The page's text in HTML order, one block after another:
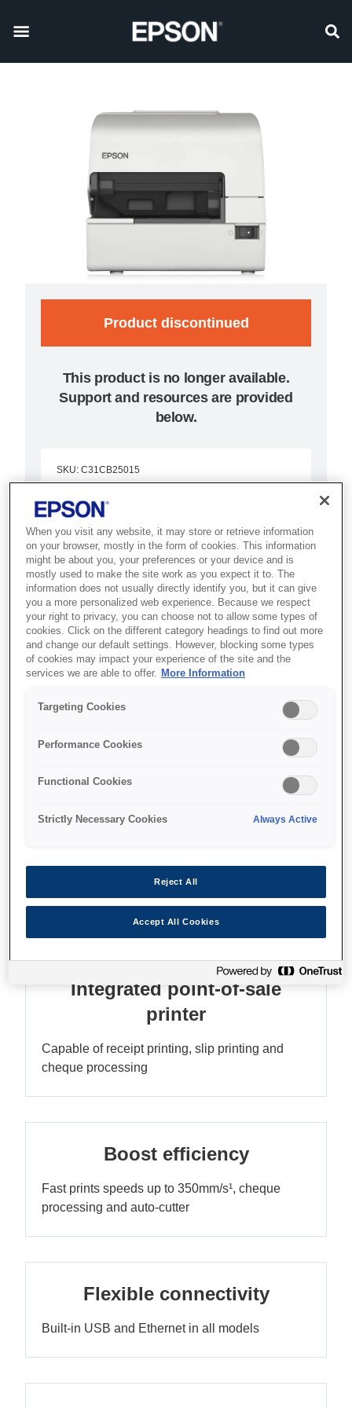
Product discontinued
This product is no longer available.
Support and resources are provided
below.
SKU: C31CB25015
TM-H6000IV (015):
Serial, w/o PS, EDG
Best for banking and retail
counters that need receipt, slip,
validation and cheque processing
in one device.
Print receipts and slips
Process cheques
Функції
Integrated point-of-sale
printer
Capable of receipt printing, slip printing and
cheque processing
Boost efficiency
Fast prints speeds up to 350mm/s¹, cheque
processing and auto-cutter
Flexible connectivity
Built-in USB and Ethernet in all models
When you visit any website, it may store or retrieve information
on your browser, mostly in the form of cookies. This information
might be about you, your preferences or your device and is
mostly used to make the site work as you expect it to. The
information does not usually directly identify you, but it can give
you a more personalized web experience. Because we respect
your right to privacy, you can choose not to allow some types of
cookies. Click on the different category headings to find out more
and change our default settings. However, blocking some types
of cookies may impact your experience of the site and the
services we are able to offer. More Information
Targeting Cookies
Performance Cookies
Functional Cookies
Strictly Necessary Cookies Always Active
Reject All
Accept All Cookies